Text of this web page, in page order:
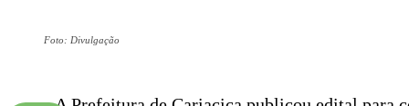
Foto: Divulgação